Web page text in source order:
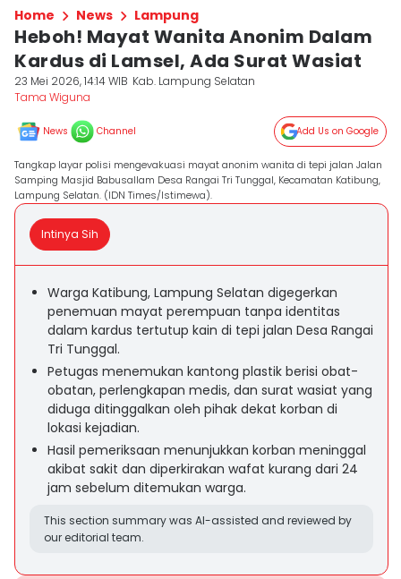
Home News Lampung
Heboh! Mayat Wanita Anonim Dalam
Kardus di Lamsel, Ada Surat Wasiat
23 Mei 2026, 14:14 WIB Kab. Lampung Selatan
Tama Wiguna
News Channel Add Us on Google
Tangkap layar polisi mengevakuasi mayat anonim wanita di tepi jalan Jalan
Samping Masjid Babusallam Desa Rangai Tri Tunggal, Kecamatan Katibung,
Lampung Selatan. (IDN Times/Istimewa).
Intinya Sih
Warga Katibung, Lampung Selatan digegerkan
penemuan mayat perempuan tanpa identitas
dalam kardus tertutup kain di tepi jalan Desa Rangai
Tri Tunggal.
Petugas menemukan kantong plastik berisi obat-
obatan, perlengkapan medis, dan surat wasiat yang
diduga ditinggalkan oleh pihak dekat korban di
lokasi kejadian.
Hasil pemeriksaan menunjukkan korban meninggal
akibat sakit dan diperkirakan wafat kurang dari 24
jam sebelum ditemukan warga.
This section summary was AI-assisted and reviewed by
our editorial team.